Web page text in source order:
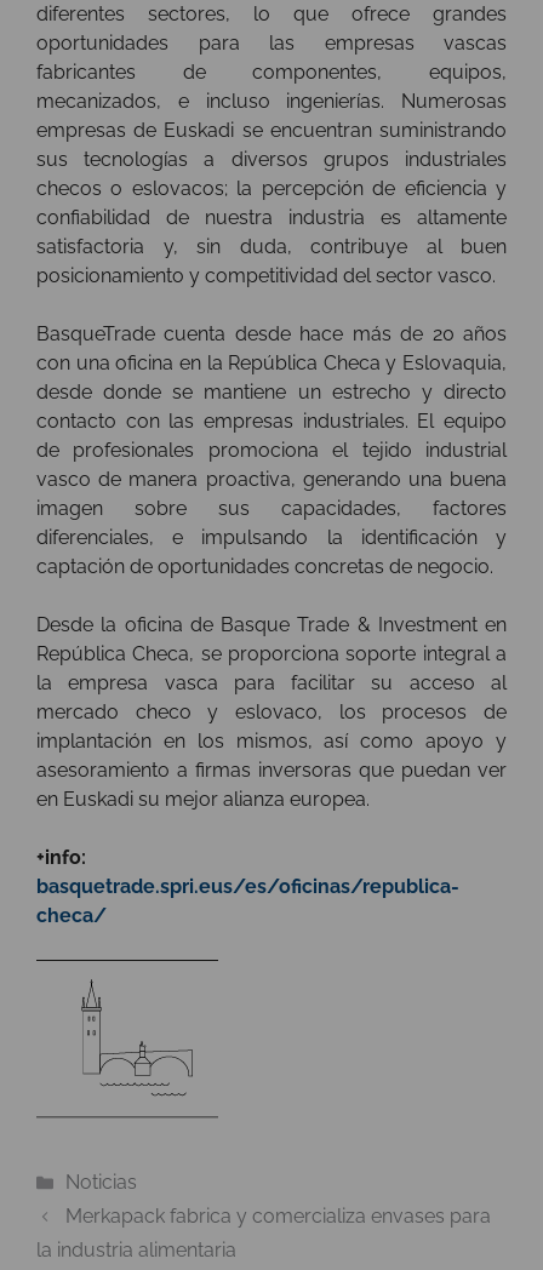
diferentes sectores, lo que ofrece grandes
oportunidades para las empresas vascas
fabricantes de componentes, equipos,
mecanizados, e incluso ingenierías. Numerosas
empresas de Euskadi se encuentran suministrando
sus tecnologías a diversos grupos industriales
checos o eslovacos; la percepción de eficiencia y
confiabilidad de nuestra industria es altamente
satisfactoria y, sin duda, contribuye al buen
posicionamiento y competitividad del sector vasco.
BasqueTrade cuenta desde hace más de 20 años
con una oficina en la República Checa y Eslovaquia,
desde donde se mantiene un estrecho y directo
contacto con las empresas industriales. El equipo
de profesionales promociona el tejido industrial
vasco de manera proactiva, generando una buena
imagen sobre sus capacidades, factores
diferenciales, e impulsando la identificación y
captación de oportunidades concretas de negocio.
Desde la oficina de Basque Trade & Investment en
República Checa, se proporciona soporte integral a
la empresa vasca para facilitar su acceso al
mercado checo y eslovaco, los procesos de
implantación en los mismos, así como apoyo y
asesoramiento a firmas inversoras que puedan ver
en Euskadi su mejor alianza europea.
+info:
basquetrade.spri.eus/es/oficinas/republica-
checa/
Categorías
Noticias
Merkapack fabrica y comercializa envases para
la industria alimentaria